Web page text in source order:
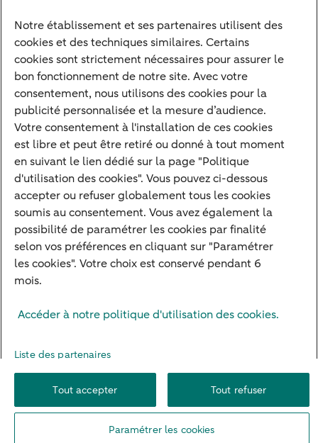
Notre approche
Nos experts
Notre raison d'être
Devenir client
Diversifier vos classes d'actifs
Structurer votre patrimoine
Développer votre entreprise
Banque à distance
Actualités
Contact
Plan du site
Autres sites
Protection des Données
Paramètres des cookies Formulaire de résiliation
© 2026 ABN AMRO
Notre établissement et ses partenaires utilisent des
cookies et des techniques similaires. Certains
cookies sont strictement nécessaires pour assurer le
bon fonctionnement de notre site. Avec votre
consentement, nous utilisons des cookies pour la
publicité personnalisée et la mesure d’audience.
Votre consentement à l'installation de ces cookies
est libre et peut être retiré ou donné à tout moment
en suivant le lien dédié sur la page "Politique
d'utilisation des cookies". Vous pouvez ci-dessous
accepter ou refuser globalement tous les cookies
soumis au consentement. Vous avez également la
possibilité de paramétrer les cookies par finalité
selon vos préférences en cliquant sur "Paramétrer
les cookies". Votre choix est conservé pendant 6
mois.
Accéder à notre politique d'utilisation des cookies.
Liste des partenaires
Tout accepter Tout refuser
Paramétrer les cookies